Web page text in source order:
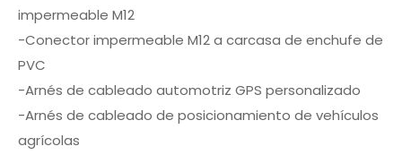
impermeable M12
-Conector impermeable M12 a carcasa de enchufe de
PVC
-Arnés de cableado automotriz GPS personalizado
-Arnés de cableado de posicionamiento de vehículos
agrícolas